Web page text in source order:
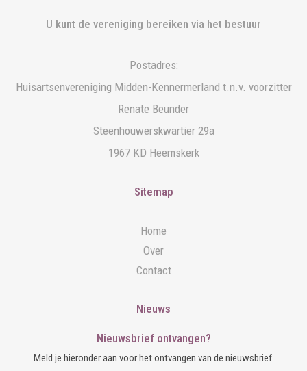
U kunt de vereniging bereiken via het bestuur
Postadres:
Huisartsenvereniging Midden-Kennermerland t.n.v. voorzitter
Renate Beunder
Steenhouwerskwartier 29a
1967 KD Heemskerk
Sitemap
Home
Over
Contact
Nieuws
Nieuwsbrief ontvangen?
Meld je hieronder aan voor het ontvangen van de nieuwsbrief.